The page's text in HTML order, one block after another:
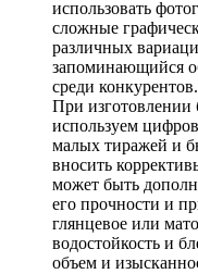
использовать
сложные
различных
запоминающийся
среди конкурентов.
При
используем
малых тиражей и
вносить
может быть
его прочности и
глянцевое или
водостойкость и
объем и